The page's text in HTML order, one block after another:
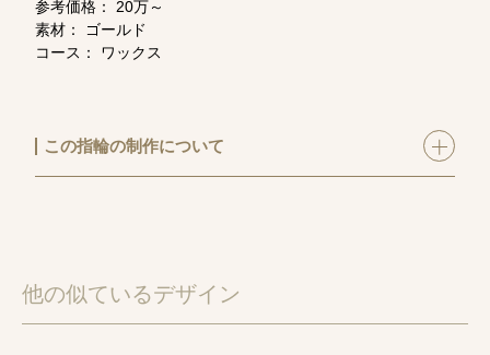
参考価格： 20万～
素材： ゴールド
コース： ワックス
この指輪の制作について
とってもおしゃれなお二人にお似合いのデザインでご
他の似ているデザイン